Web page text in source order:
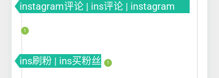
instagram评论 | ins评论 | instagram
comment
1
ins刷粉 | ins买粉丝 1